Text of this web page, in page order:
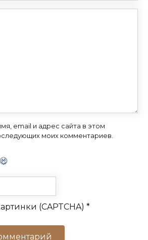
email и адрес сайта в этом
моих комментариев.
(CAPTCHA) *